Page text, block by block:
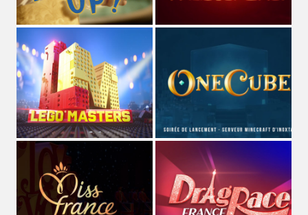
STUDIO MAGO
Directeur Artistiqueetgraphiste pluridisciplinaire
(spécialisé dans les cultures de l'imaginaire depuis plus de
10 ans), Voix offetcomédien
de fictions sonores et séries
audio, Musiciendans les groupes
Naheulband.